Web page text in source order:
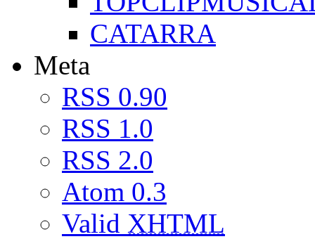
CATARRA
Meta
RSS 0.90
RSS 1.0
RSS 2.0
Atom 0.3
Valid XHTML